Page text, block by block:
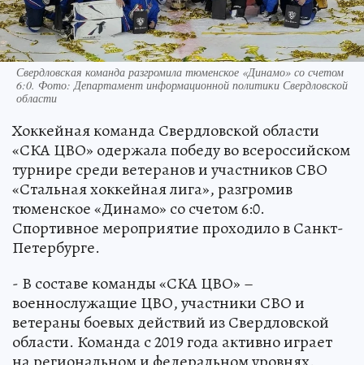
Свердловская команда разгромила тюменское «Динамо» со счетом
6:0. Фото: Департамент информационной политики Свердловской
области
Хоккейная команда Свердловской области
«СКА ЦВО» одержала победу во всероссийском
турнире среди ветеранов и участников СВО
«Стальная хоккейная лига», разгромив
тюменское «Динамо» со счетом 6:0.
Спортивное мероприятие проходило в Санкт-
Петербурге.
- В составе команды «СКА ЦВО» –
военнослужащие ЦВО, участники СВО и
ветераны боевых действий из Свердловской
области. Команда с 2019 года активно играет